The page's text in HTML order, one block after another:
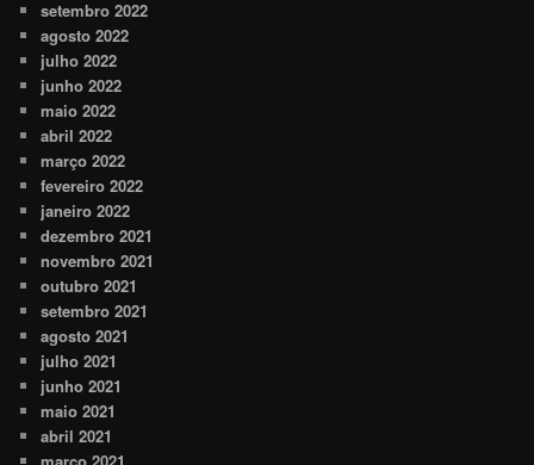
setembro 2022
agosto 2022
julho 2022
junho 2022
maio 2022
abril 2022
março 2022
fevereiro 2022
janeiro 2022
dezembro 2021
novembro 2021
outubro 2021
setembro 2021
agosto 2021
julho 2021
junho 2021
maio 2021
abril 2021